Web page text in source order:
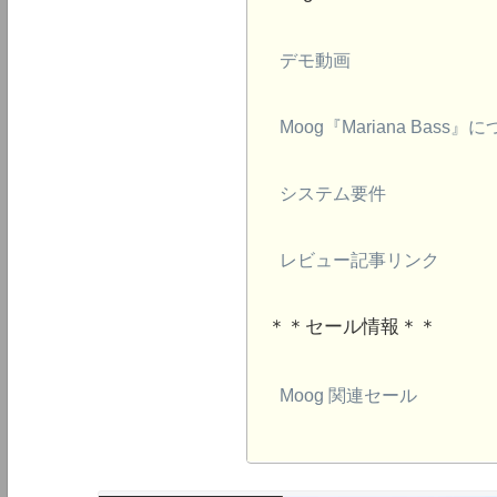
デモ動画
Moog『Mariana Bass』に
システム要件
レビュー記事リンク
＊＊セール情報＊＊
Moog 関連セール